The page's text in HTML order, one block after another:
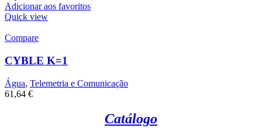
Adicionar aos favoritos
Quick view
Compare
CYBLE K=1
Água, Telemetria e Comunicação
61,64 €
Catálogo